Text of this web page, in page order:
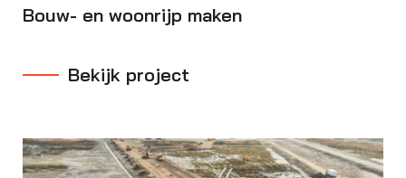
Bouw- en woonrijp maken
Bekijk project